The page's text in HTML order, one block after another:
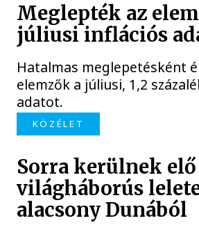
Meglepték az
júliusi inflációs
Hatalmas meglepetésként
elemzők a júliusi, 1,2
adatot.
KÖZÉLET
Sorra kerülnek elő
világháborús
alacsony Dunából